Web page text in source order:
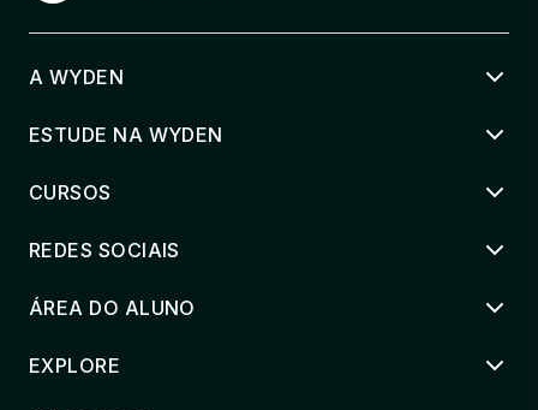
A WYDEN
ESTUDE NA WYDEN
CURSOS
REDES SOCIAIS
ÁREA DO ALUNO
EXPLORE